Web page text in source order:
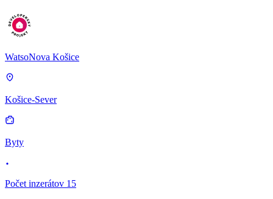
WatsoNova Košice
Košice-Sever
Byty
Počet inzerátov 15